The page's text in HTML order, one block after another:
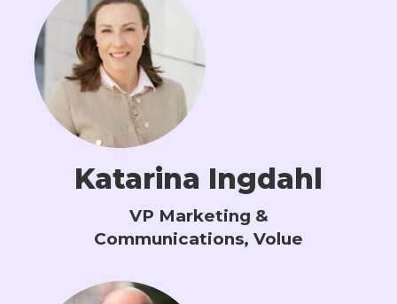
Katarina Ingdahl
VP Marketing &
Communications, Volue